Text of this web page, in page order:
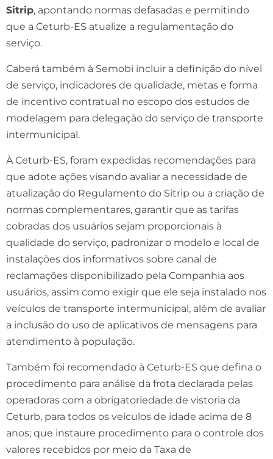
Sitrip, apontando normas defasadas e permitindo
que a Ceturb-ES atualize a regulamentação do
serviço.
Caberá também à Semobi incluir a definição do nível
de serviço, indicadores de qualidade, metas e forma
de incentivo contratual no escopo dos estudos de
modelagem para delegação do serviço de transporte
intermunicipal.
À Ceturb-ES, foram expedidas recomendações para
que adote ações visando avaliar a necessidade de
atualização do Regulamento do Sitrip ou a criação de
normas complementares, garantir que as tarifas
cobradas dos usuários sejam proporcionais à
qualidade do serviço, padronizar o modelo e local de
instalações dos informativos sobre canal de
reclamações disponibilizado pela Companhia aos
usuários, assim como exigir que ele seja instalado nos
veículos de transporte intermunicipal, além de avaliar
a inclusão do uso de aplicativos de mensagens para
atendimento à população.
Também foi recomendado à Ceturb-ES que defina o
procedimento para análise da frota declarada pelas
operadoras com a obrigatoriedade de vistoria da
Ceturb, para todos os veículos de idade acima de 8
anos; que instaure procedimento para o controle dos
valores recebidos por meio da Taxa de